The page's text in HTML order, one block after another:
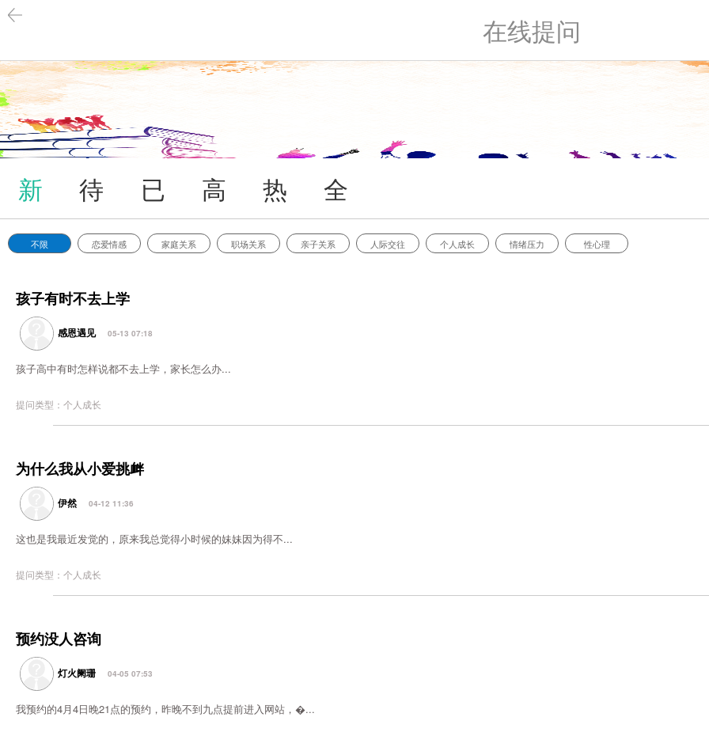
在线提问
新
提
问
待
解
决
已
解
高
悬
热
门
全
部
不限 恋爱情感 家庭关系 职场关系 亲子关系 人际交往 个人成长 情绪压力 性心理
孩子有时不去上学
感恩遇见 05-13 07:18
孩子高中有时怎样说都不去上学，家长怎么办...
提问类型：个人成长
为什么我从小爱挑衅
伊然 04-12 11:36
这也是我最近发觉的，原来我总觉得小时候的妹妹因为得不...
提问类型：个人成长
预约没人咨询
灯火阑珊 04-05 07:53
我预约的4月4日晚21点的预约，昨晚不到九点提前进入网站，�...